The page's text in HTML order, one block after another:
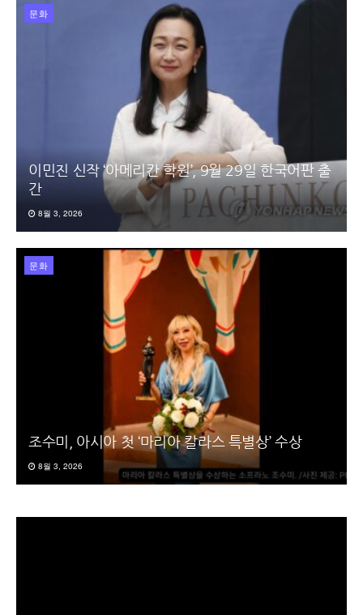
문화
이민진 신작 ‘아메리칸 학원’, 9월 29일 한국어판 출
간
8월 3, 2026
문화
조수미, 아시아 첫 ‘마리아 칼라스 특별상’ 수상
8월 3, 2026